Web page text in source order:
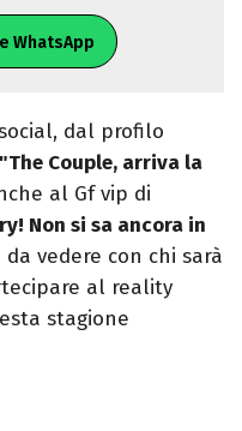
WhatsApp
dal profilo
"The Couple, arriva la
al Gf vip di
Non si sa ancora in
da vedere con chi sarà
al reality
stagione